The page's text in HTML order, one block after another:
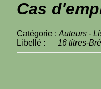
Cas
Catégorie : Auteurs -
Libellé : 16 titres-